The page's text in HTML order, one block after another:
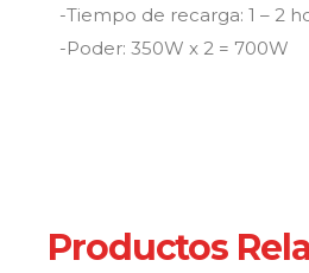
-Tiempo de recarga: 1 – 2
-Poder: 350W x 2 = 700W
Productos